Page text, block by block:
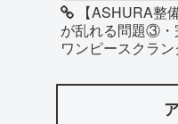
【ASHURA整
が乱れる問題③・
ワンピースクラン